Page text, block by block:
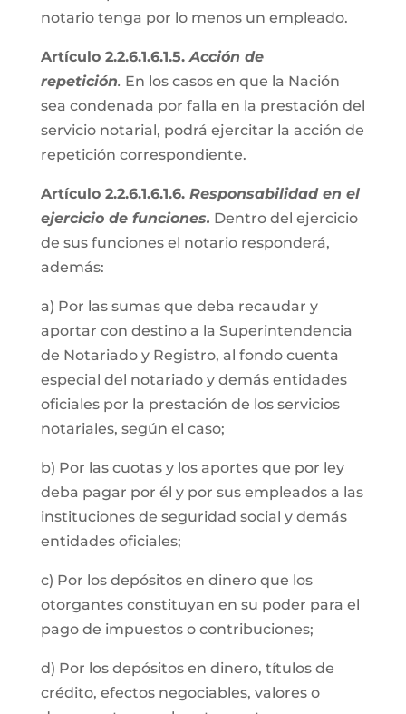
notario tenga por lo menos un empleado.
Artículo 2.2.6.1.6.1.5.Acción de
repetición. En los casos en que la Nación
sea condenada por falla en la prestación del
servicio notarial, podrá ejercitar la acción de
repetición correspondiente.
Artículo 2.2.6.1.6.1.6. Responsabilidad en el
ejercicio de funciones. Dentro del ejercicio
de sus funciones el notario responderá,
además:
a) Por las sumas que deba recaudar y
aportar con destino a la Superintendencia
de Notariado y Registro, al fondo cuenta
especial del notariado y demás entidades
oficiales por la prestación de los servicios
notariales, según el caso;
b) Por las cuotas y los aportes que por ley
deba pagar por él y por sus empleados a las
instituciones de seguridad social y demás
entidades oficiales;
c) Por los depósitos en dinero que los
otorgantes constituyan en su poder para el
pago de impuestos o contribuciones;
d) Por los depósitos en dinero, títulos de
crédito, efectos negociables, valores o